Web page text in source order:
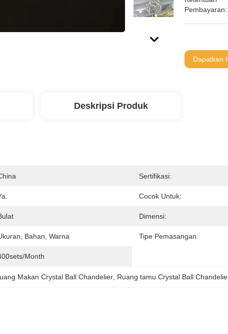
Pembayaran:
Dapatkan
Deskripsi Produk
Sertifikasi:
Cocok Untuk:
Dimensi:
Bahan, Warna Tipe Pemasangan:
month
Makan Crystal Ball Chandelier Ruang tamu Crystal Ball